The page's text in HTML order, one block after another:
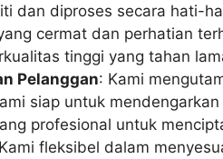
dan diproses secara hati-
cermat dan perhatian
tinggi yang tahan
Pelanggan: Kami
siap untuk
profesional untuk
fleksibel dalam